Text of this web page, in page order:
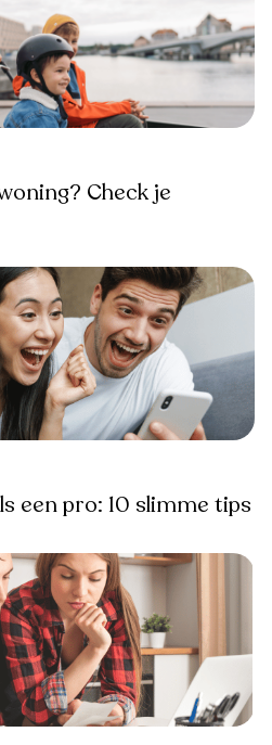
Check je
een pro: 10 slimme tips